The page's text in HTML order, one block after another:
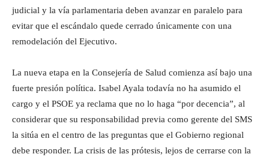
judicial y la vía parlamentaria deben avanzar en paralelo para
evitar que el escándalo quede cerrado únicamente con una
remodelación del Ejecutivo.
La nueva etapa en la Consejería de Salud comienza así bajo una
fuerte presión política. Isabel Ayala todavía no ha asumido el
cargo y el PSOE ya reclama que no lo haga “por decencia”, al
considerar que su responsabilidad previa como gerente del SMS
la sitúa en el centro de las preguntas que el Gobierno regional
debe responder. La crisis de las prótesis, lejos de cerrarse con la